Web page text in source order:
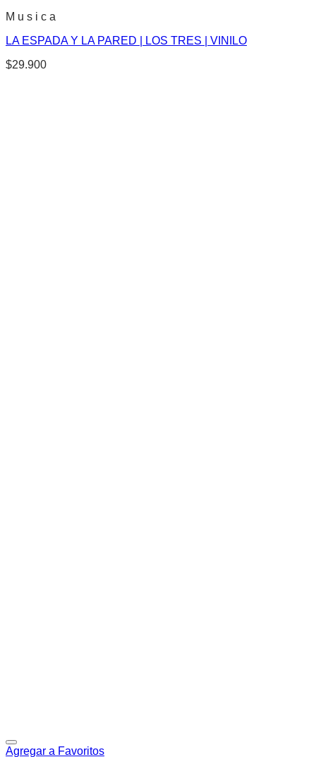
M u s i c a
LA ESPADA Y LA PARED | LOS TRES | VINILO
$29.900
Agregar a Favoritos